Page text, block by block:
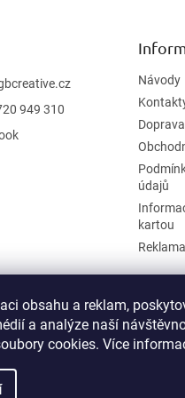
obsahu a reklam,
a analýze naší
cookies. Více
949 310
Návody
údajů
kartou